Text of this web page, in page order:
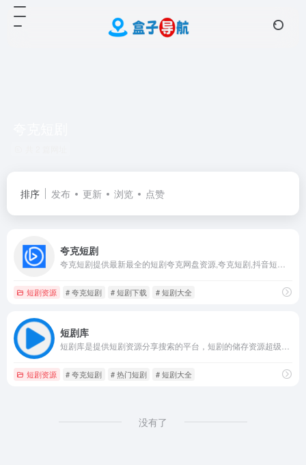
排序 发布 更新 浏览 点赞
夸克短剧
短剧资源 # 夸克短剧 # 短剧下载 # 短剧大全
短剧库
短剧资源 # 夸克短剧 # 热门短剧 # 短剧大全
没有了